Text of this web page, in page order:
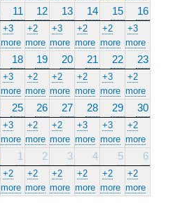
11 12 13 14 15 16
+3
more
+2
more
+3
more
+2
more
+2
more
+3
more
18 19 20 21 22 23
+3
more
+2
more
+2
more
+2
more
+3
more
+2
more
25 26 27 28 29 30
+3
more
+2
more
+2
more
+3
more
+3
more
+2
more
1 2 3 4 5 6
+2
more
+2
more
+2
more
+2
more
+2
more
+2
more